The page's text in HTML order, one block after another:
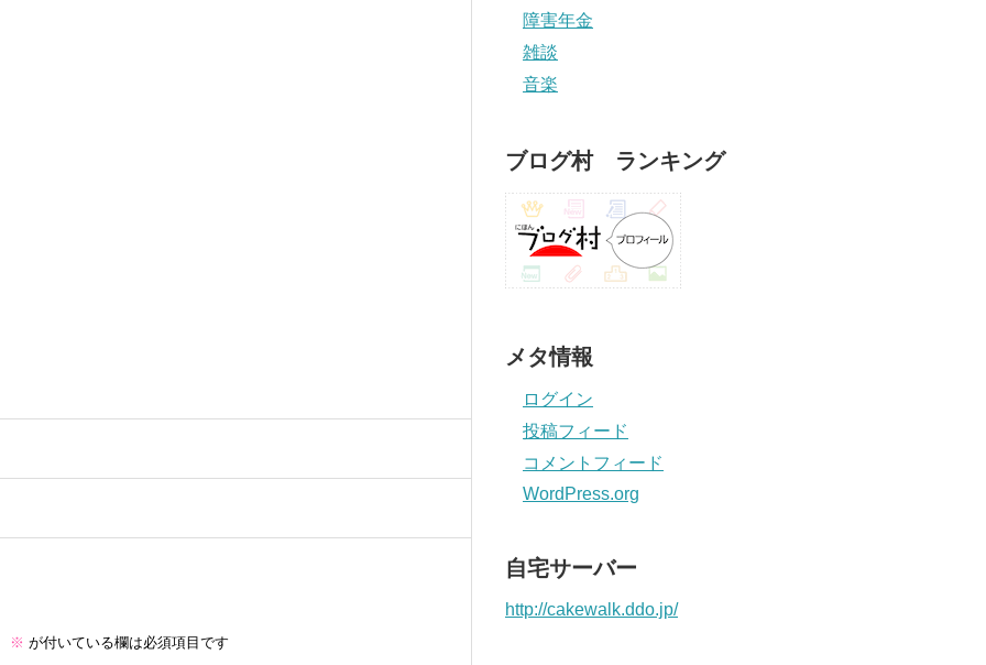
※ が付いている欄は必須項目です
障害年金
雑談
音楽
ブログ村 ランキング
メタ情報
ログイン
投稿フィード
コメントフィード
WordPress.org
自宅サーバー
http://cakewalk.ddo.jp/